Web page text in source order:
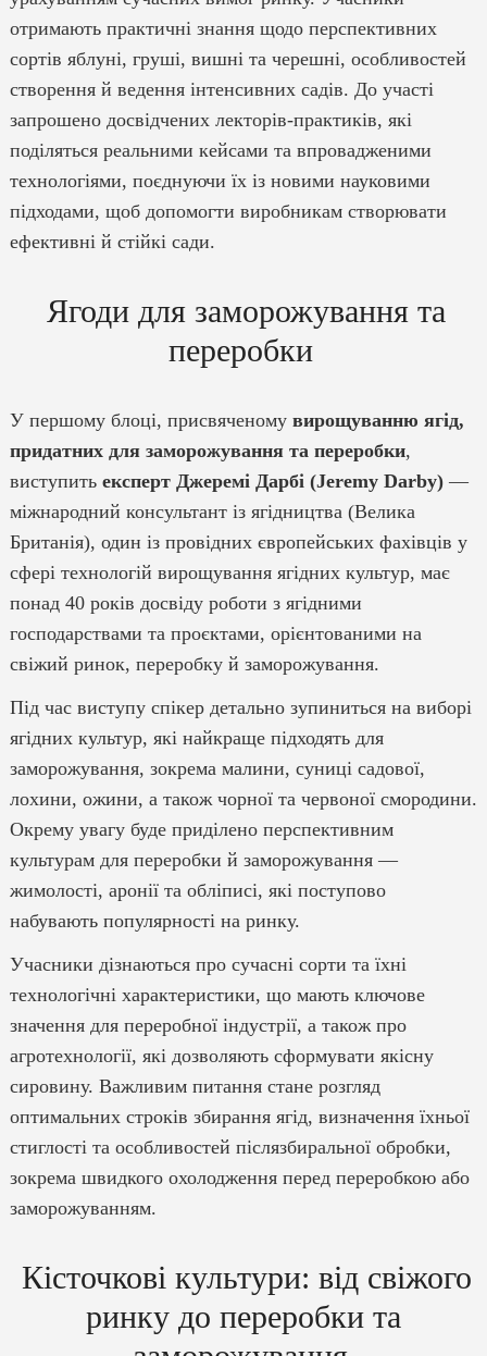
отримають практичні знання щодо перспективних
сортів яблуні, груші, вишні та черешні, особливостей
створення й ведення інтенсивних садів. До участі
запрошено досвідчених лекторів-практиків, які
поділяться реальними кейсами та впровадженими
технологіями, поєднуючи їх із новими науковими
підходами, щоб допомогти виробникам створювати
ефективні й стійкі сади.
Ягоди для заморожування та
переробки
У першому блоці, присвяченому вирощуванню ягід,
придатних для заморожування та переробки,
виступить експерт Джеремі Дарбі (Jeremy Darby)—
міжнародний консультант із ягідництва (Велика
Британія), один із провідних європейських фахівців у
сфері технологій вирощування ягідних культур, має
понад 40 років досвіду роботи з ягідними
господарствами та проєктами, орієнтованими на
свіжий ринок, переробку й заморожування.
Під час виступу спікер детально зупиниться на виборі
ягідних культур, які найкраще підходять для
заморожування, зокрема малини, суниці садової,
лохини, ожини, а також чорної та червоної смородини.
Окрему увагу буде приділено перспективним
культурам для переробки й заморожування —
жимолості, аронії та обліписі, які поступово
набувають популярності на ринку.
Учасники дізнаються про сучасні сорти та їхні
технологічні характеристики, що мають ключове
значення для переробної індустрії, а також про
агротехнології, які дозволяють сформувати якісну
сировину. Важливим питання стане розгляд
оптимальних строків збирання ягід, визначення їхньої
стиглості та особливостей післязбиральної обробки,
зокрема швидкого охолодження перед переробкою або
заморожуванням.
Кісточкові культури: від свіжого
ринку до переробки та